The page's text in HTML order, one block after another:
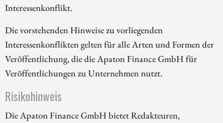
Interessenkonflikt.
Die vorstehenden Hinweise zu vorliegenden
Interessenkonflikten gelten für alle Arten und Formen der
Veröffentlichung, die die Apaton Finance GmbH für
Veröffentlichungen zu Unternehmen nutzt.
Risikohinweis
Die Apaton Finance GmbH bietet Redakteuren,